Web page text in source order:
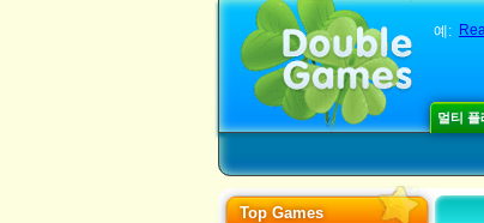
예:
멀티 플
Top Games